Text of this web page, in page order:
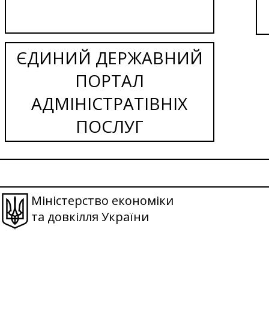
ЄДИНИЙ ДЕРЖАВНИЙ
ПОРТАЛ
АДМІНІСТРАТІВНІХ
ПОСЛУГ
Міністерство економіки
та довкілля України